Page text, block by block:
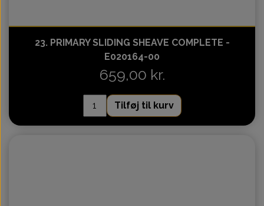
23. PRIMARY SLIDING SHEAVE COMPLETE -
E020164-00
659,00 kr.
Tilføj til kurv